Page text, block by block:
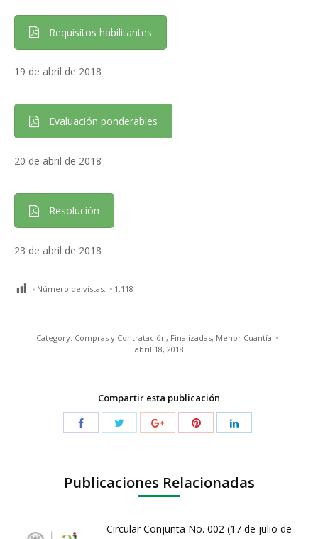
Requisitos habilitantes
19 de abril de 2018
Evaluación ponderables
20 de abril de 2018
Resolución
23 de abril de 2018
Número de vistas: 1.118
Category: Compras y Contratación, Finalizadas, Menor Cuantía
abril 18, 2018
Compartir esta publicación
Publicaciones Relacionadas
Circular Conjunta No. 002 (17 de julio de